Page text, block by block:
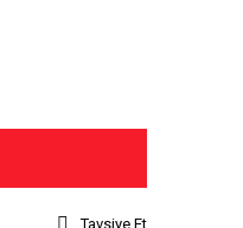
Tavsiye Et